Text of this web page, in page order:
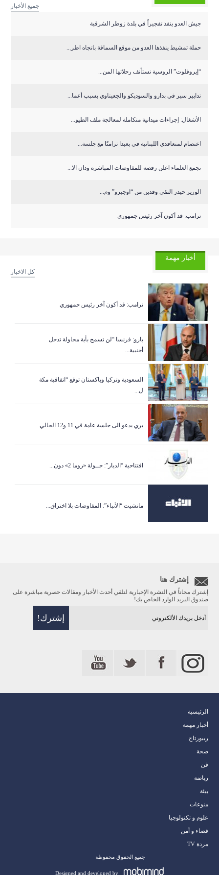
جميع الأخبار
جيش العدو ينفذ تفجيراً في بلدة زوطر الشرقية
حملة تمشيط ينفذها العدو من موقع السماقة باتجاه اطر...
“إيروفلوت” الروسية تستأنف رحلاتها المن...
تدابير سير في بدارو والسوديكو والجعيتاوي بسبب أعما...
الأشغال: إجراءات ميدانية متكاملة لمعالجة ملف الطيو...
اعتصام لمتعاقدي اللبنانية في بعبدا تزامنًا مع جلسة...
تجمع العلماء اعلن رفضه للمفاوضات المباشرة ودان الا...
الوزير حيدر التقى وفدين من “اوجيرو” وم...
ترامب: قد أكون آخر رئيس جمهوري
أخبار مهمة
كل الاخبار
ترامب: قد أكون آخر رئيس جمهوري
بارو: فرنسا “لن تسمح بأية محاولة تدخل
أجنبية...
السعودية وتركيا وباكستان توقع “اتفاقية مكة
ل...
بري يدعو الى جلسة عامة في 11 و12 الحالي
افتتاحية “الديار”: جــولة «روما 2» دون...
مانشيت “الأنباء”: المفاوضات بلا اختراق...
إشترك هنا
إشترك مجاناً في النشرة الإخبارية لتلقي أحدث الأخبار ومقالات حصرية مباشرة على
صندوق البريد الوارد الخاص بك!
الرئيسية
أخبار مهمة
ريبورتاج
صحة
فن
رياضة
بيئة
منوعات
علوم و تكنولوجيا
قضاء و أمن
مردة TV
جميع الحقوق محفوظة
Designed and developed by